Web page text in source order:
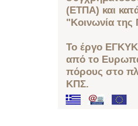
(ΕΤΠΑ) και
"Κοινωνία
Το έργο
από το
πόρους στο
ΚΠΣ.